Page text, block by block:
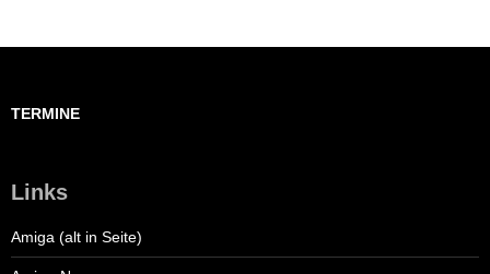
TERMINE
Links
Amiga (alt in Seite)